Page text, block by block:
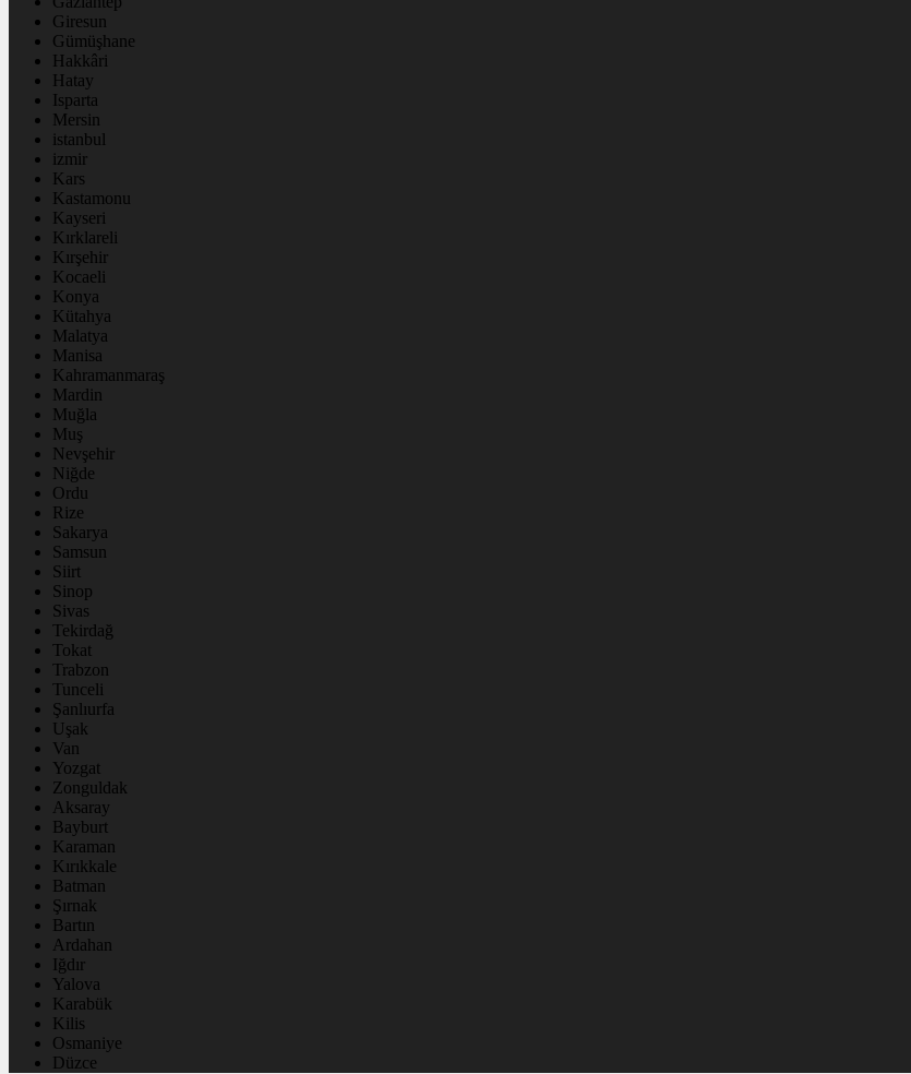
Giresun
Gümüşhane
Hakkâri
Hatay
Isparta
Mersin
istanbul
izmir
Kars
Kastamonu
Kayseri
Kırklareli
Kırşehir
Kocaeli
Konya
Kütahya
Malatya
Manisa
Kahramanmaraş
Mardin
Muğla
Muş
Nevşehir
Niğde
Ordu
Rize
Sakarya
Samsun
Siirt
Sinop
Sivas
Tekirdağ
Tokat
Trabzon
Tunceli
Şanlıurfa
Uşak
Van
Yozgat
Zonguldak
Aksaray
Bayburt
Karaman
Kırıkkale
Batman
Şırnak
Bartın
Ardahan
Iğdır
Yalova
Karabük
Kilis
Osmaniye
Düzce